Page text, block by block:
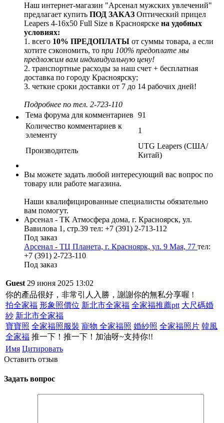
Наш интернет-магазин "Арсенал мужских увлечений"
предлагает купить ПОД ЗАКАЗ Оптический прицел
Leapers 4-16x50 Full Size в Красноярске на удобных
условиях:
1. всего 10% ПРЕДОПЛАТЫ от суммы товара, а если
хотите сэкономить, то при 100% предоплате мы
предложим вам индивидуальную цену!
2. транспортные расходы за наш счет + бесплатная
доставка по городу Красноярску;
3. четкие сроки доставки от 7 до 14 рабочих дней!
Подробнее по тел. 2-723-110
Тема форума для комментариев 91
Количество комментариев к
элементу
1
Производитель
UTG Leapers (США/
Китай)
Вы можете задать любой интересующий вас вопрос по
товару или работе магазина.
Наши квалифицированные специалисты обязательно
вам помогут.
Арсенал - ТК Атмосфера дома, г. Красноярск, ул.
Вавилова 1, стр.39 тел: +7 (391) 2-713-112
Под заказ
Арсенал - ТЦ Планета, г. Красноярк, ул. 9 Мая, 77 тел:
+7 (391) 2-723-110
Под заказ
Guest 29 июня 2025 13:02
你的產品很好，非常引人入勝，謝謝你的無私分享喔 !
拍全家福 形象照價位 新北市全家福 全家福推薦ptt 大尺碼婚
紗 新北市全家福
寶寶照 全家福照服裝 寵物 全家福照 婚紗照 全家福照片 韓風
全家福 推一下！推一下！加油呀~支持你!!
Имя Цитировать
Оставить отзыв
Задать вопрос